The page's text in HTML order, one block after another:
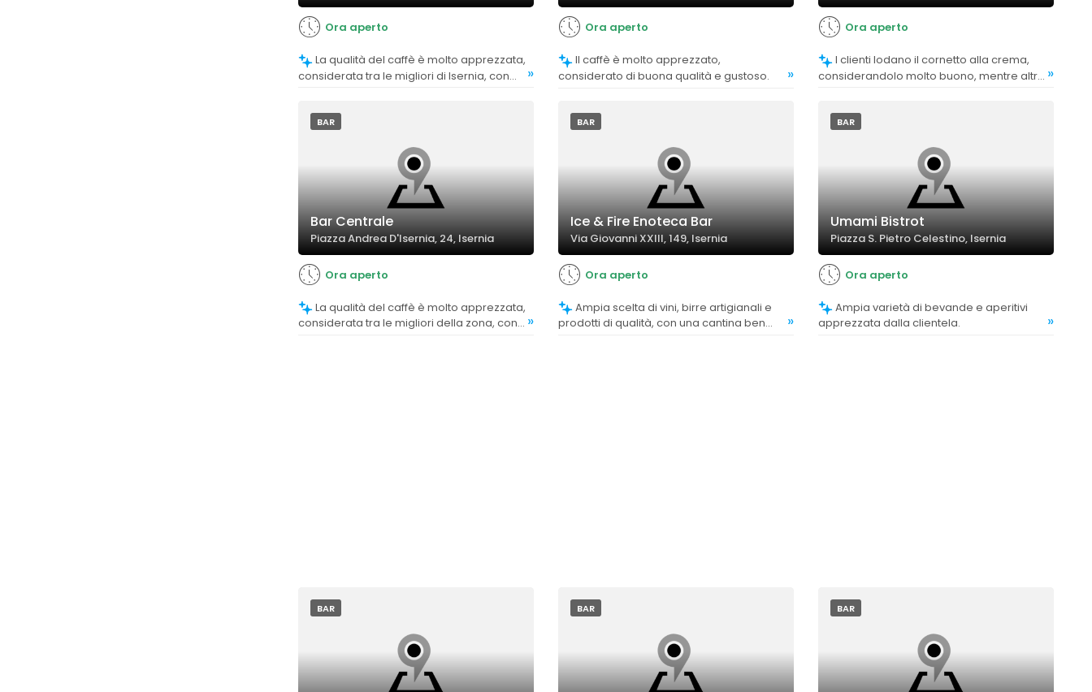
Ora aperto
considerata tra le migliori di Isernia, con
»
Ora aperto
Il caffè è molto apprezzato,
considerato di buona qualità e gustoso.
»
Ora aperto
I clienti lodano il cornetto alla crema,
considerandolo molto buono, mentre altri »
BAR
Bar Centrale
Piazza Andrea D'Isernia, 24, Isernia
Ora aperto
considerata tra le migliori della zona, con
»
BAR
Ice & Fire Enoteca Bar
Via Giovanni XXIII, 149, Isernia
Ora aperto
Ampia scelta di vini, birre artigianali e
prodotti di qualità, con una cantina ben
»
BAR
Umami Bistrot
Piazza S. Pietro Celestino, Isernia
Ora aperto
Ampia varietà di bevande e aperitivi
apprezzata dalla clientela.
»
BAR BAR BAR